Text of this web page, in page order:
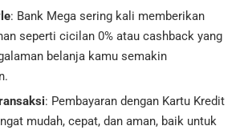
: Bank Mega sering kali memberikan
seperti cicilan 0% atau cashback yang
belanja kamu semakin
: Pembayaran dengan Kartu Kredit
mudah, cepat, dan aman, baik untuk